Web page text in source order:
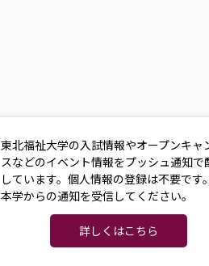
東北福祉大学の入試情報やオープンキャ
スなどのイベント情報をプッシュ通知で
しています。個人情報の登録は不要です
本学からの通知を受信してください。
詳しくはこちら